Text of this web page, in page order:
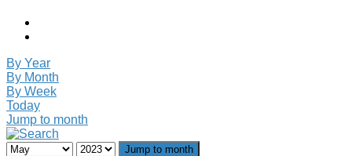
By Year
By Month
By Week
Today
Jump to month
Jump to month